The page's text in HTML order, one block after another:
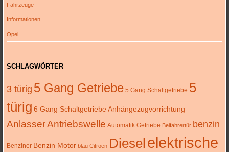
Fahrzeuge
Informationen
Opel
SCHLAGWÖRTER
3 türig 5 Gang Getriebe 5 Gang Schaltgetriebe 5
türig 6 Gang Schaltgetriebe Anhängezugvorrichtung
AnlasserAntriebswelle Automatik Getriebe Beifahrertür benzin
Benziner Benzin Motor blau Citroen Diesel elektrische